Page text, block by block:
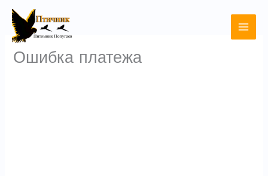
содержимому
Ошибка платежа